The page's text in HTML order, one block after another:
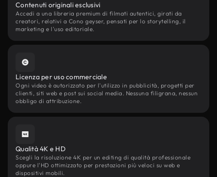
Contenuti originali esclusivi
Accedi a una libreria premium di filmati autentici, girati da
creatori, relativi a Cono geyser, pensati per lo storytelling, il
marketing e l'uso editoriale.
Licenza per uso commerciale
Ogni video è autorizzato per l'utilizzo in pubblicità, progetti per
clienti, siti web e post sui social media. Nessuna filigrana, nessun
obbligo di attribuzione.
Qualità 4K e HD
Scegli la risoluzione 4K per un editing di qualità professionale
oppure l'HD ottimizzato per prestazioni più veloci su web e
dispositivi mobili.